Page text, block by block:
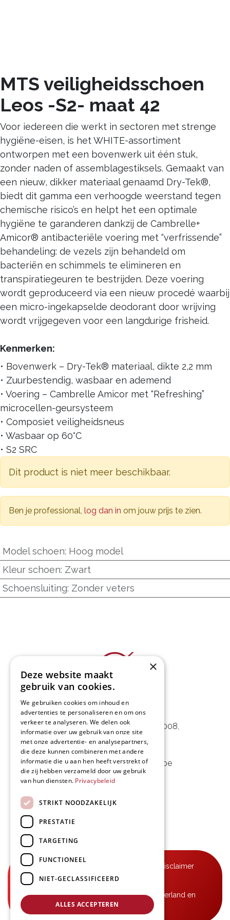
MTS veiligheidsschoen
Leos -S2- maat 42
Voor iedereen die werkt in sectoren met strenge
hygiëne-eisen, is het WHITE-assortiment
ontworpen met een bovenwerk uit één stuk,
zonder naden of assemblagestiksels. Gemaakt van
een nieuw, dikker materiaal genaamd Dry-Tek®,
biedt dit gamma een verhoogde weerstand tegen
chemische risico’s en helpt het een optimale
hygiëne te garanderen dankzij de Cambrelle+
Amicor® antibacteriële voering met “verfrissende”
behandeling: de vezels zijn behandeld om
bacteriën en schimmels te elimineren en
transpiratiegeuren te bestrijden. Deze voering
wordt geproduceerd via een nieuw procedé waarbij
een micro-ingekapselde deodorant door wrijving
wordt vrijgegeven voor een langdurige frisheid.
Kenmerken:
• Bovenwerk – Dry-Tek® materiaal, dikte 2,2 mm
• Zuurbestendig, wasbaar en ademend
• Voering – Cambrelle Amicor met “Refreshing”
microcellen-geursysteem
• Composiet veiligheidsneus
• Wasbaar op 60°C
• S2 SRC
Dit product is niet meer beschikbaar.
Ben je professional, log dan in om jouw prijs te zien.
Model schoen: Hoog model
Kleur schoen: Zwart
Schoensluiting: Zonder veters
L&D Foodpartner BV
Noorwegenstraat 29D, Haven 8008,
9940 Evergem, BE
09 253 49 57-mail@delmo.be
BE 0768.656.308
Volg ons
Disclaimer
-Algemene voorwaarden
B2B-leveringen in België, Frankrijk, Nederland en
Luxemburg
×
Deze website maakt
gebruik van cookies.
We gebruiken cookies om inhoud en
advertenties te personaliseren en om ons
verkeer te analyseren. We delen ook
informatie over uw gebruik van onze site
met onze advertentie- en analysepartners,
die deze kunnen combineren met andere
informatie die u aan hen heeft verstrekt of
die zij hebben verzameld door uw gebruik
van hun diensten. Privacybeleid
STRIKT NOODZAKELIJK
PRESTATIE
TARGETING
FUNCTIONEEL
NIET-GECLASSIFICEERD
ALLES ACCEPTEREN